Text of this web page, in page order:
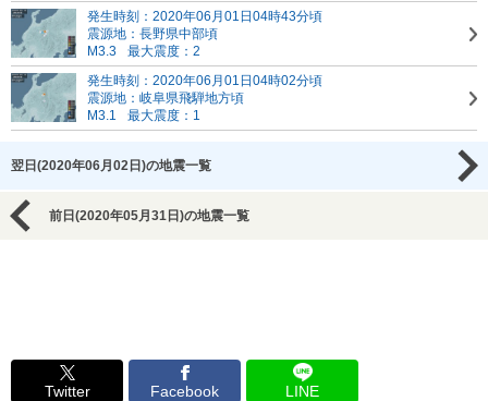
発生時刻：2020年06月01日04時43分頃
震源地：長野県中部頃
M3.3
最大震度：2
発生時刻：2020年06月01日04時02分頃
震源地：岐阜県飛騨地方頃
M3.1
最大震度：1
翌日(2020年06月02日)の地震一覧
前日(2020年05月31日)の地震一覧
Twitter Facebook LINE